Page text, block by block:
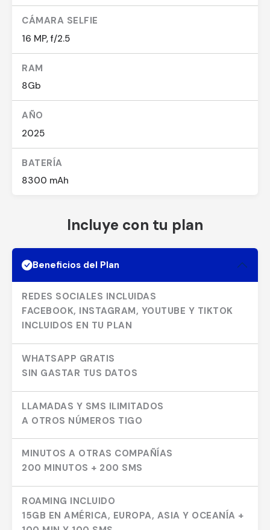
CÁMARA SELFIE
16 MP, f/2.5
RAM
8Gb
AÑO
2025
BATERÍA
8300 mAh
Incluye con tu plan
Beneficios del Plan
REDES SOCIALES INCLUIDAS
FACEBOOK, INSTAGRAM, YOUTUBE Y TIKTOK
INCLUIDOS EN TU PLAN
WHATSAPP GRATIS
SIN GASTAR TUS DATOS
LLAMADAS Y SMS ILIMITADOS
A OTROS NÚMEROS TIGO
MINUTOS A OTRAS COMPAÑÍAS
200 MINUTOS + 200 SMS
ROAMING INCLUIDO
15GB EN AMÉRICA, EUROPA, ASIA Y OCEANÍA +